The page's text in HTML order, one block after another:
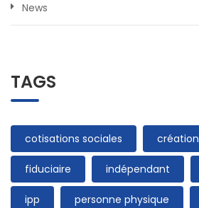
News
TAGS
cotisations sociales création
fiduciaire indépendant
ipp personne physique